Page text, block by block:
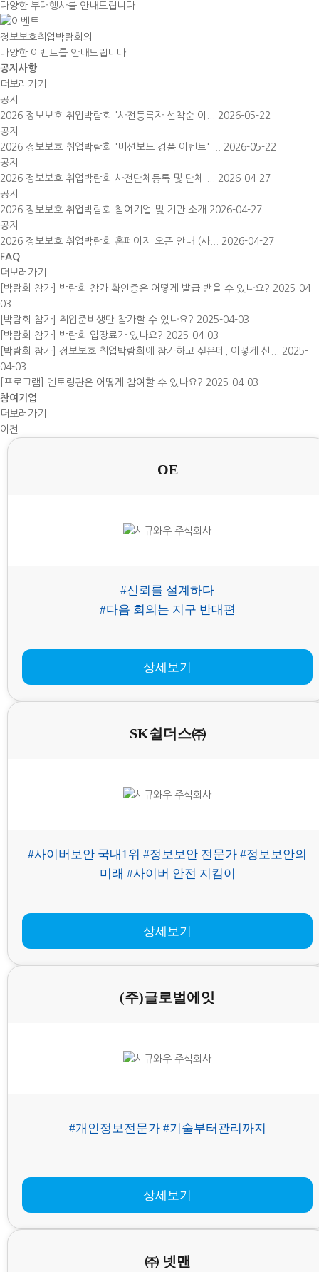
다양한 부대행사를 안내드립니다.
정보보호취업박람회의
다양한 이벤트를 안내드립니다.
공지 사항
더보러가기
공지
2026 정보보호 취업박람회 '사전등록자 선착순 이... 2026-05-22
공지
2026 정보보호 취업박람회 '미션보드 경품 이벤트' ... 2026-05-22
공지
2026 정보보호 취업박람회 사전단체등록 및 단체 ... 2026-04-27
공지
2026 정보보호 취업박람회 참여기업 및 기관 소개 2026-04-27
공지
2026 정보보호 취업박람회 홈페이지 오픈 안내 (사... 2026-04-27
FAQ
더보러가기
[박람회 참가] 박람회 참가 확인증은 어떻게 발급 받을 수 있나요? 2025-04-
03
[박람회 참가] 취업준비생만 참가할 수 있나요? 2025-04-03
[박람회 참가] 박람회 입장료가 있나요? 2025-04-03
[박람회 참가] 정보보호 취업박람회에 참가하고 싶은데, 어떻게 신... 2025-
04-03
[프로그램] 멘토링관은 어떻게 참여할 수 있나요? 2025-04-03
참여 기업
더보러가기
이전
OE
#신뢰를 설계하다
#다음 회의는 지구 반대편
상세보기
SK쉴더스㈜
#사이버보안 국내1위 #정보보안 전문가 #정보보안의
미래 #사이버 안전 지킴이
상세보기
(주)글로벌에잇
#개인정보전문가 #기술부터관리까지
상세보기
㈜ 넷맨